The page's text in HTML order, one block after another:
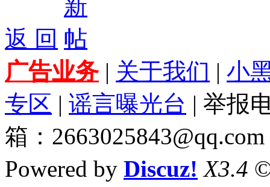
返 回
广告业务| 关于我们 | 小
专区 | 谣言曝光台 | 举报
箱：2663025843@qq.com
Powered by Discuz! X3.4